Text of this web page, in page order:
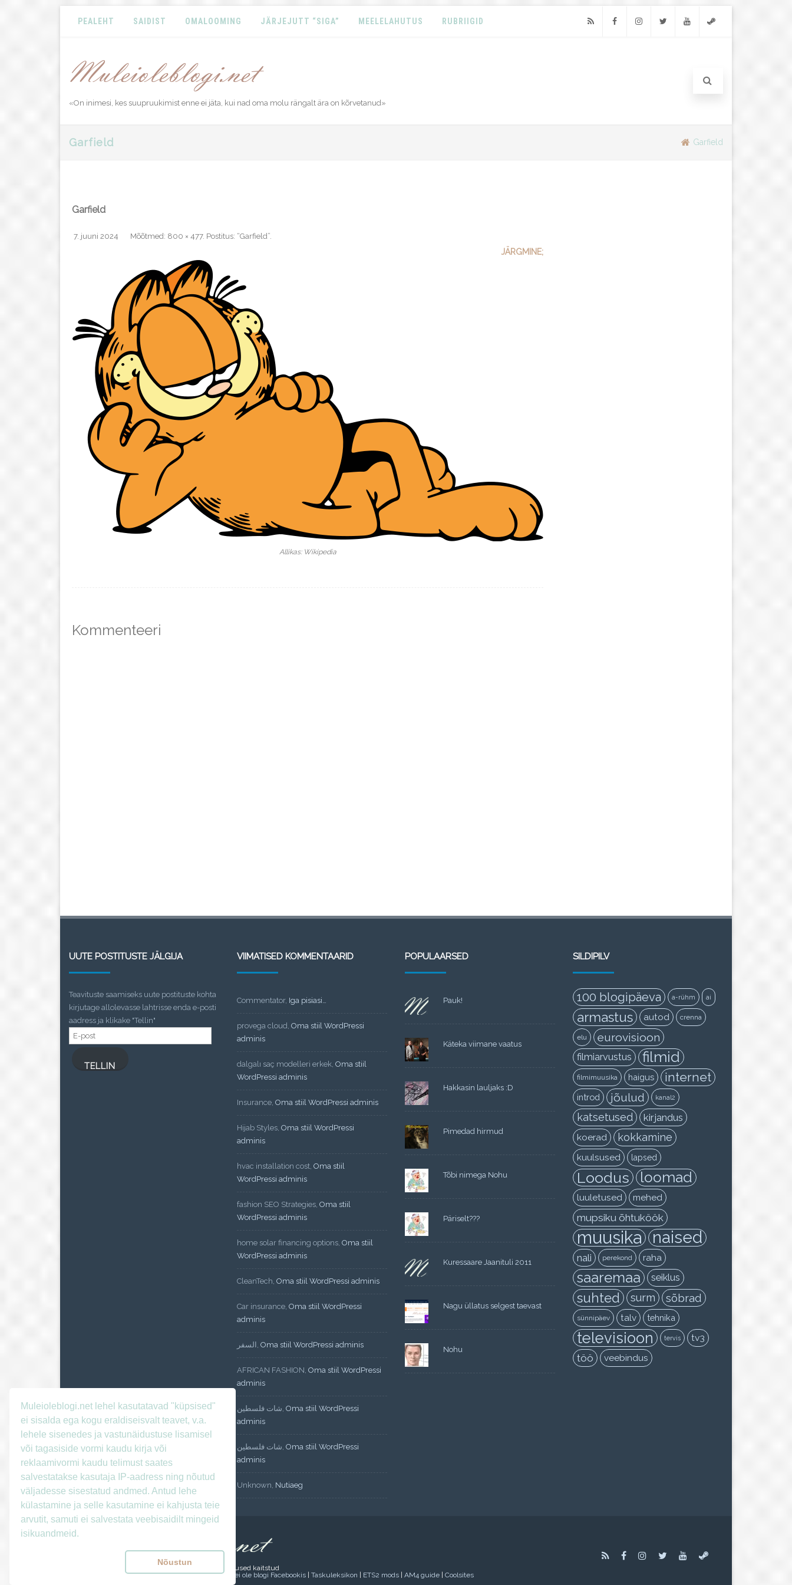
PEALEHT SAIDIST OMALOOMING JÄRJEJUTT “SIGA” MEELELAHUTUS RUBRIIGID
«On inimesi, kes suupruukimist enne ei jäta, kui nad oma molu rängalt ära on kõrvetanud»
Garfield Garfield
Garfield
Mõõtmed:
7. juuni 2024 800 × 477. Postitus: “Garfield”.
JÄRGMINE;
Allikas: Wikipedia
Kommenteeri
UUTE POSTITUSTE JÄLGIJA
Teavituste saamiseks uute postituste kohta
kirjutage allolevasse lahtrisse enda e-posti
aadress ja klikake "Tellin"
E-
post
TELLIN
VIIMATISED KOMMENTAARID
Commentator, Iga pisiasi…
provega cloud, Oma stiil WordPressi
adminis
dalgalı saç modelleri erkek, Oma stiil
WordPressi adminis
Insurance, Oma stiil WordPressi adminis
Hijab Styles, Oma stiil WordPressi
adminis
hvac installation cost, Oma stiil
WordPressi adminis
fashion SEO Strategies, Oma stiil
WordPressi adminis
home solar financing options, Oma stiil
WordPressi adminis
CleanTech, Oma stiil WordPressi adminis
Car insurance, Oma stiil WordPressi
adminis
السفر , Oma stiil WordPressi adminis
AFRICAN FASHION, Oma stiil WordPressi
adminis
شات فلسطين, Oma stiil WordPressi
adminis
شات فلسطين, Oma stiil WordPressi
adminis
Unknown, Nutiaeg
POPULAARSED
Pauk!
Käteka viimane vaatus
Hakkasin lauljaks :D
Pimedad hirmud
Tõbi nimega Nohu
Päriselt???
Kuressaare Jaanituli 2011
Nagu üllatus selgest taevast
Nohu
SILDIPILV
100 blogipäeva a-rühm ai
armastus autod crenna
elu eurovisioon
filmiarvustus filmid
filmimuusika haigus internet
introd jõulud kanal2
katsetused kirjandus
koerad kokkamine
kuulsused lapsed
Loodus loomad
luuletused mehed
mupsiku õhtuköök
muusika naised
nali perekond raha
saaremaa seiklus
suhted surm sõbrad
sünnipäev talv tehnika
televisioon tervis tv3
töö veebindus
Copyright © Mul ei ole blogi 2009-2026. Kõik õigused kaitstud
Reklaam|Kasutustingimused|Mul ei ole blogi Facebookis Taskuleksikon ETS2 mods AM4 guide
Coolsites
Muleioleblogi.net lehel kasutatavad "küpsised"
ei sisalda ega kogu eraldiseisvalt teavet, v.a.
lehele sisenedes ja vastunäidustuse lisamisel
või tagasiside vormi kaudu kirja või
reklaamivormi kaudu telimust saates
salvestatakse kasutaja IP-aadress ning nõutud
väljadesse sisestatud andmed. Antud lehe
külastamine ja selle kasutamine ei kahjusta teie
arvutit, samuti ei salvestata veebisaidilt mingeid
isikuandmeid.
Nõustun